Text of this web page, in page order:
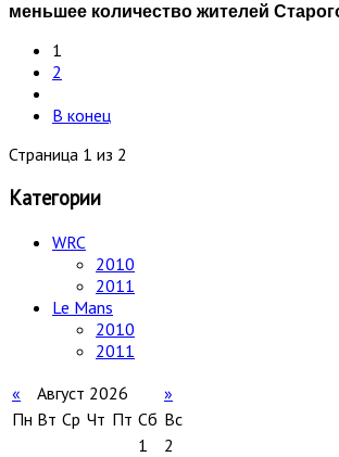
меньшее количество жителей
1
2
В конец
Страница 1 из 2
Категории
WRC
2010
2011
Le Mans
2010
2011
«
Август 2026
»
Пн Вт Ср Чт Пт Сб Вс
1
2